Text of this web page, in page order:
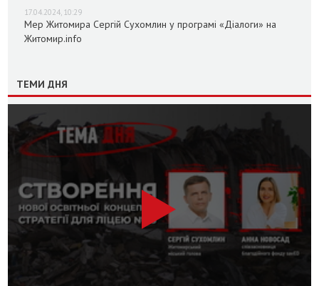
17.04.2024, 10:29
Мер Житомира Сергій Сухомлин у програмі «Діалоги» на
Житомир.info
ТЕМИ ДНЯ